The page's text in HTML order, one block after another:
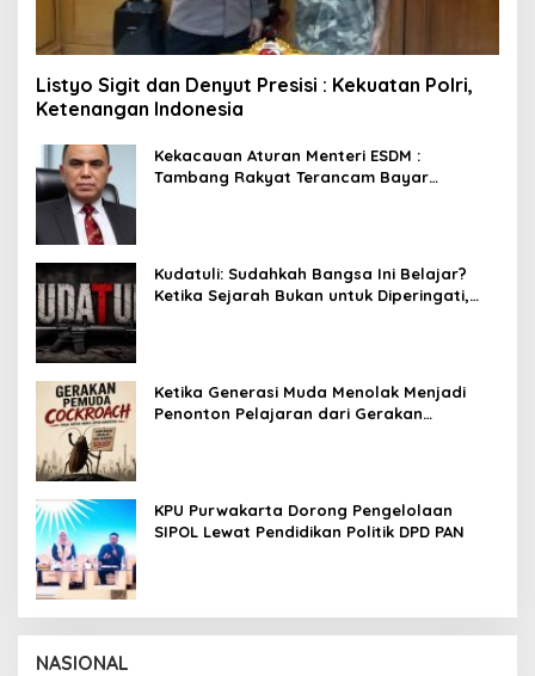
Listyo Sigit dan Denyut Presisi : Kekuatan Polri,
Ketenangan Indonesia
Kekacauan Aturan Menteri ESDM :
Tambang Rakyat Terancam Bayar
Kudatuli: Sudahkah Bangsa Ini Belajar?
Ketika Sejarah Bukan untuk Diperingati,
Ketika Generasi Muda Menolak Menjadi
Penonton Pelajaran dari Gerakan
KPU Purwakarta Dorong Pengelolaan
SIPOL Lewat Pendidikan Politik DPD PAN
NASIONAL